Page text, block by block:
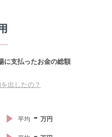
に支払ったお金の総額
出したの？
平均 - 万円